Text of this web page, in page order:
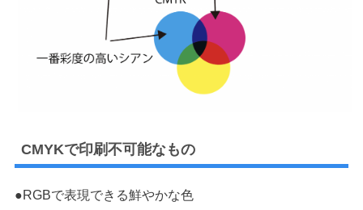
CMYKで印刷不可能なもの
●RGBで表現できる鮮やかな色